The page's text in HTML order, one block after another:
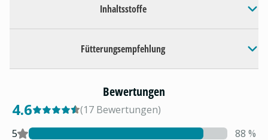
Inhaltsstoffe
Fütterungsempfehlung
Bewertungen
4.6 (17 Bewertungen)
5
88 %